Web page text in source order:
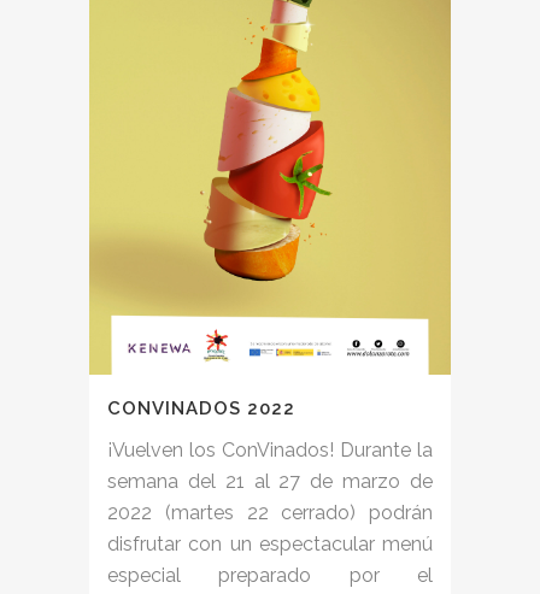
CONVINADOS 2022
¡Vuelven los ConVinados! Durante la
semana del 21 al 27 de marzo de
2022 (martes 22 cerrado) podrán
disfrutar con un espectacular ​menú
especial preparado por el